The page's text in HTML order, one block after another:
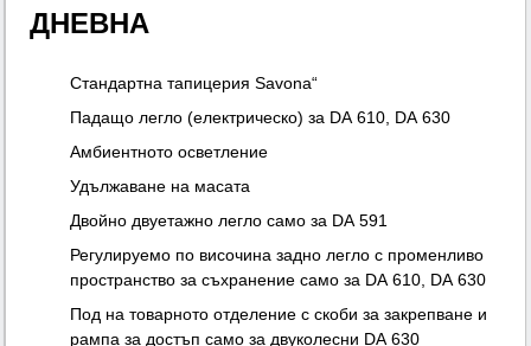
ДНЕВНА
Стандартна тапицерия Savona“
Падащо легло (електрическо) за DA 610, DA 630
Амбиентното осветление
Удължаване на масата
Двойно двуетажно легло само за DA 591
Регулируемо по височина задно легло с променливо
пространство за съхранение само за DA 610, DA 630
Под на товарното отделение с скоби за закрепване и
рампа за достъп само за двуколесни DA 630